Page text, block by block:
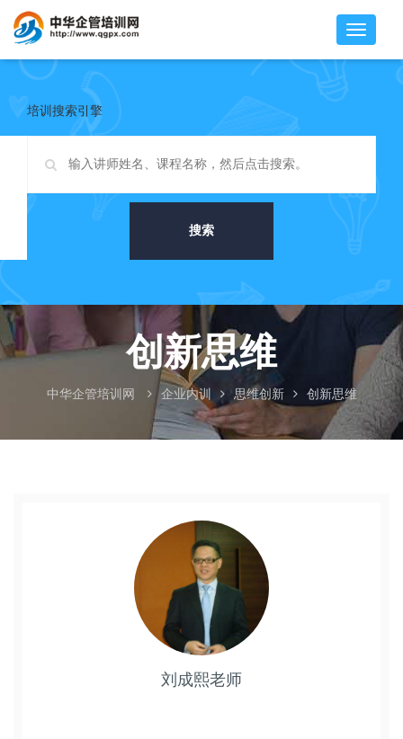
培训搜索引擎
搜索
创新思维
中华企管培训网 企业内训 思维创新 创新思维
刘成熙老师